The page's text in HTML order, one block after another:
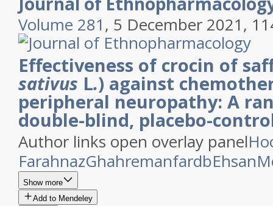
Volume 281, 5 December 2021,
Effectiveness of crocin of
sativus L.) against
peripheral neuropathy: A
double-blind, placebo-
Author links open overlay panel
FarahnazGhahremanfardbEhsan
Show more
Add to Mendeley